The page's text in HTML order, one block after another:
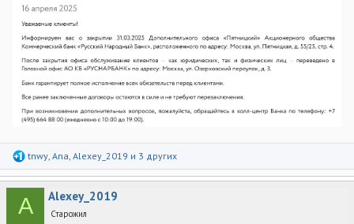
Р
а
к
ц
и
tnwy Ana Alexey_2019 и 3 других
A Alexey_2019
Старожил